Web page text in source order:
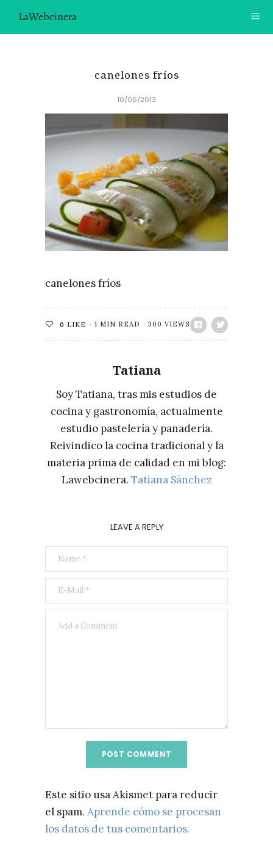
LaWebcinera
CONTACTO
SOBRE MÍ
¿TE GUSTARÍA UNIRTE A NUESTRA AVENTURA GASTRON
ÚNETE A LA NEWSLETTER
RECOMENDACIONES
canelones fríos
10/06/2013
canelones fríos
0 LIKE 1 MIN READ 300 VIEWS
Tatiana
Soy Tatiana, tras mis estudios de
cocina y gastronomía, actualmente
estudio pastelería y panadería.
Reivindico la cocina tradicional y la
materia prima de calidad en mi blog:
Lawebcinera. Tatiana Sánchez
LEAVE A REPLY
Este sitio usa Akismet para reducir
el spam. Aprende cómo se procesan
los datos de tus comentarios.